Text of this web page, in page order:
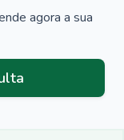
agora a sua